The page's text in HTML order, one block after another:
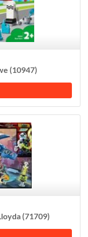
(10947)
(71709)